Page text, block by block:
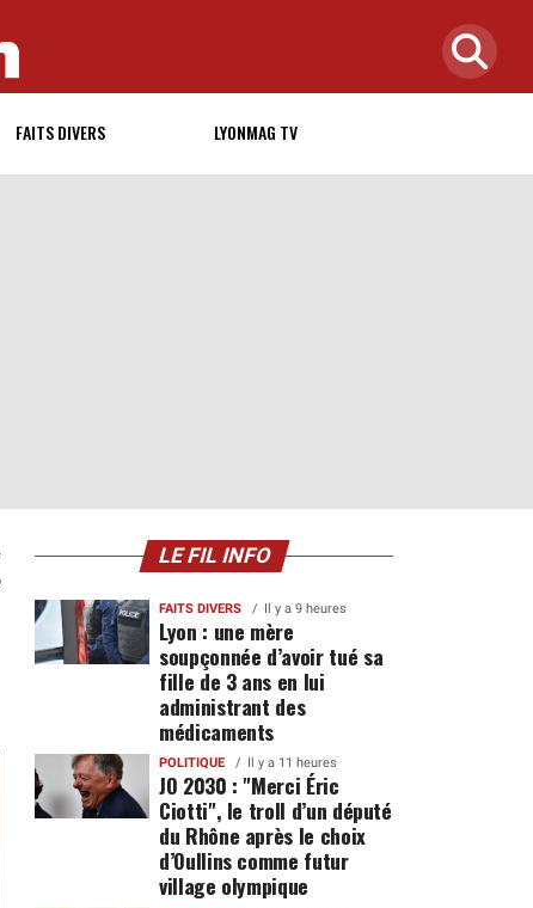
FAITS DIVERS LYONMAG TV
LE FIL INFO
FAITS DIVERS Il y a 9 heures
Lyon : une mère
soupçonnée d’avoir tué sa
fille de 3 ans en lui
administrant des
médicaments
POLITIQUE Il y a 11 heures
JO 2030 : "Merci Éric
Ciotti", le troll d’un député
du Rhône après le choix
d’Oullins comme futur
village olympique